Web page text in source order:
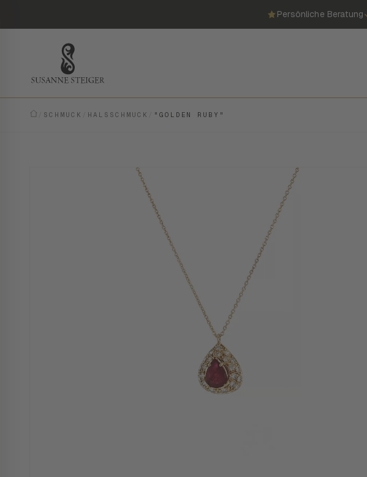
Persönliche Beratung
SCHMUCK HALSSCHMUCK "GOLDEN RUBY"
VINTAGE · EINZELSTÜCK